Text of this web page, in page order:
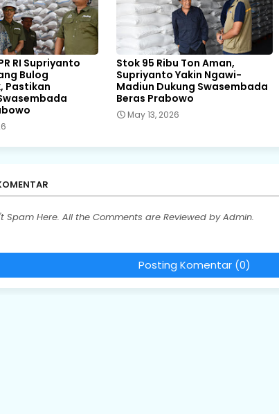
RI Supriyanto
Bulog
Pastikan
Stok 95 Ribu Ton Aman,
Supriyanto Yakin Ngawi-
Madiun Dukung Swasembada
Beras Prabowo
May 13, 2026
Spam Here. All the Comments are Reviewed by Admin.
Posting Komentar (0)